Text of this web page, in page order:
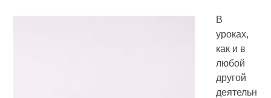
В
уроках,
как и в
любой
другой
деятельн